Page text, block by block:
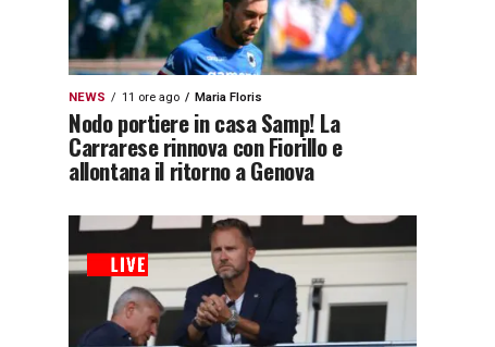
NEWS 11 ore ago Maria Floris
Nodo portiere in casa Samp! La
Carrarese rinnova con Fiorillo e
allontana il ritorno a Genova